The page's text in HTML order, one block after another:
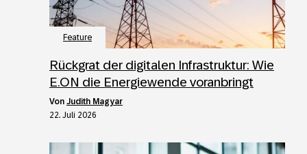
Feature
Rückgrat der digitalen Infrastruktur: Wie
E.ON die Energiewende voranbringt
von Judith Magyar
22. Juli 2026